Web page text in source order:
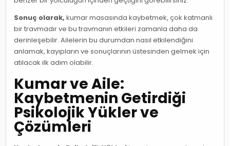
Sonuç olarak, kumar masasında kaybetmek, çok katmanlı
bir travmadır ve bu travmanın etkileri zamanla daha da
derinleşebilir. Ailelerin bu durumdan nasıl etkilendiğini
anlamak, kayıpların ve sonuçlarının üstesinden gelmek için
atılacak ilk adım olabilir.
Kumar ve Aile:
Kaybetmenin Getirdiği
Psikolojik Yükler ve
Çözümleri